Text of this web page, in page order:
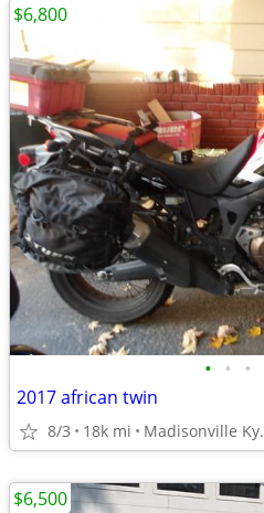
• • •
2017 african twin
8/3 18k mi Madisonville Ky.
$6,800
$6,500